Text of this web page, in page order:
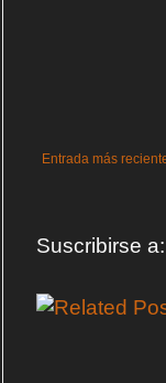
Entrada más
Suscribirse